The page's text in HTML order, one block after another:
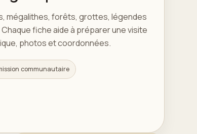
mégalithes, forêts, grottes, légendes
fiche aide à préparer une visite
photos et coordonnées.
communautaire